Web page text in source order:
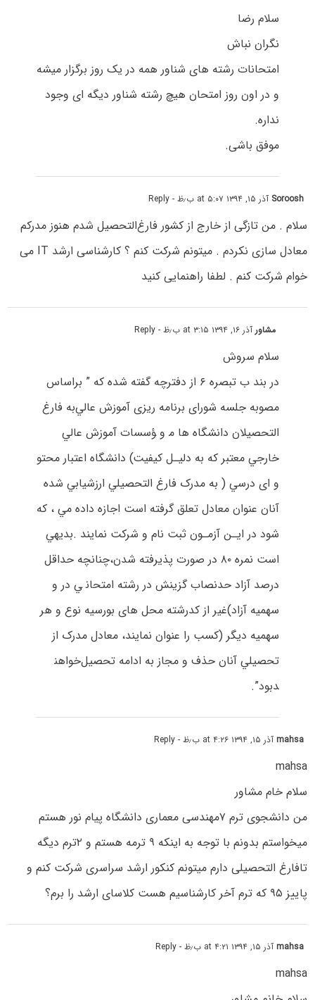
سلام رضا
نگران نباش
امتحانات رشته های شناور همه در یک روز برگزار میشه
و در اون روز امتحان هیچ رشته شناور دیگه ای وجود
نداره.
موفق باشی.
Soroosh آذر ۱۵, ۱۳۹۴ at ۵:۰۷ ب٫ظ - Reply
سلام . من تازگی از خارج از کشور فارغ‌التحصیل شدم هنوز مدرکم
معادل سازی نکردم . میتونم شرکت کنم ؟ کارشناسی ارشد IT می
خوام شرکت کنم . لطفا راهنمایی کنید
مشاورآذر ۱۶, ۱۳۹۴ at ۳:۱۵ ب٫ظ - Reply
سلام سروش
در بند ب تبصره ۶ از دفترچه گفته شده که ” براﺳﺎس
ﻣﺼﻮﺑﻪ ﺟﻠﺴﻪ شورای برنامه رﻳﺰی آﻣﻮزش ﻋﺎﻟﻲﺑﻪ ﻓﺎرغ
اﻟﺘﺤﺼﻴﻼن داﻧﺸﮕﺎه ﻫﺎ ﻣ و ﺆﺳﺴﺎت آﻣﻮزش ﻋﺎﻟﻲ
ﺧﺎرﺟﻲ ﻣﻌﺘﺒﺮ ﻛﻪ ﺑﻪ دﻟﻴـﻞ ﻛﻴﻔﻴﺖ) داﻧﺸﮕﺎه اﻋﺘﺒﺎر ﻣﺤﺘﻮ
و ای درﺳﻲ ( ﺑﻪ ﻣﺪرک ﻓﺎرغ اﻟﺘﺤﺼﻴﻠﻲ ارزﺷﻴﺎﺑﻲ ﺷﺪه
آﻧﺎن ﻋﻨﻮان ﻣﻌﺎدل ﺗﻌﻠﻖ ﮔﺮﻓﺘﻪ اﺳﺖ اﺟﺎزه داده ﻣﻲ ، ﻛﻪ
ﺷﻮد در اﻳـﻦ آزﻣـﻮن ﺛﺒﺖ ﻧﺎم و ﺷﺮﻛﺖ ﻧﻤﺎﻳﻨﺪ .ﺑﺪﻳﻬﻲ
اﺳﺖ ﻧﻤﺮه ۸۰ در ﺻﻮرت ﭘﺬﻳﺮﻓﺘﻪ ﺷﺪن،ﭼﻨﺎﻧﭽﻪ ﺣﺪاﻗﻞ
درﺻﺪ آزاد ﺣﺪﻧﺼﺎب ﮔﺰﻳﻨﺶ در رﺷﺘﻪ اﻣﺘﺤﺎﻧ ﻲ در و
ﺳﻬﻤﻴﻪ آزاد)ﻏﻴﺮ از ﻛﺪرﺷﺘﻪ ﻣﺤﻞ ﻫﺎی ﺑﻮرﺳﻴﻪ ﻧﻮع و ﻫﺮ
ﺳﻬﻤﻴﻪ دﻳﮕﺮ (ﻛﺴﺐ را ﻋﻨﻮان ﻧﻤﺎﻳﻨﺪ، ﻣﻌﺎدل ﻣﺪرک از
ﺗﺤﺼﻴﻠﻲ آﻧﺎن ﺣﺬف و ﻣﺠﺎز ﺑﻪ اداﻣﻪ ﺗﺤﺼﻴﻞﺧﻮاﻫﻨ
ﺪﺑﻮد”.
mahsaآذر ۱۵, ۱۳۹۴ at ۴:۲۶ ب٫ظ - Reply
mahsa
سلام خام مشاور
من دانشجوی ترم ۷مهندسی معماری دانشگاه پیام نور هستم
میخواستم بدونم با توجه به اینکه ۹ ترمه هستم و ۲ترم دیگه
تافارغ التحصیلی دارم میتونم کنکور ارشد سراسری شرکت کنم و
پاییز ۹۵ که ترم آخر کارشناسیم هست کلاسای ارشد را برم؟
mahsaآذر ۱۵, ۱۳۹۴ at ۴:۲۱ ب٫ظ - Reply
mahsa